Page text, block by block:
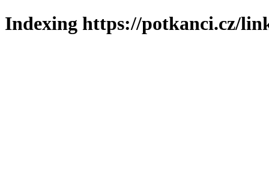
Indexing https://potkanci.cz/